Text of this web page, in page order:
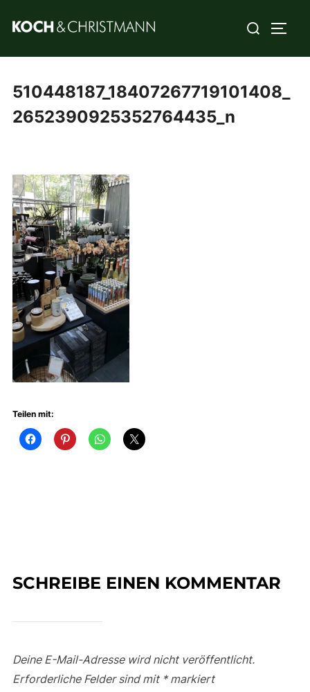
510448187_18407267719101408_
2652390925352764435_n
Teilen mit:
SCHREIBE EINEN KOMMENTAR
Deine E-Mail-Adresse wird nicht veröffentlicht.
Erforderliche Felder sind mit *markiert